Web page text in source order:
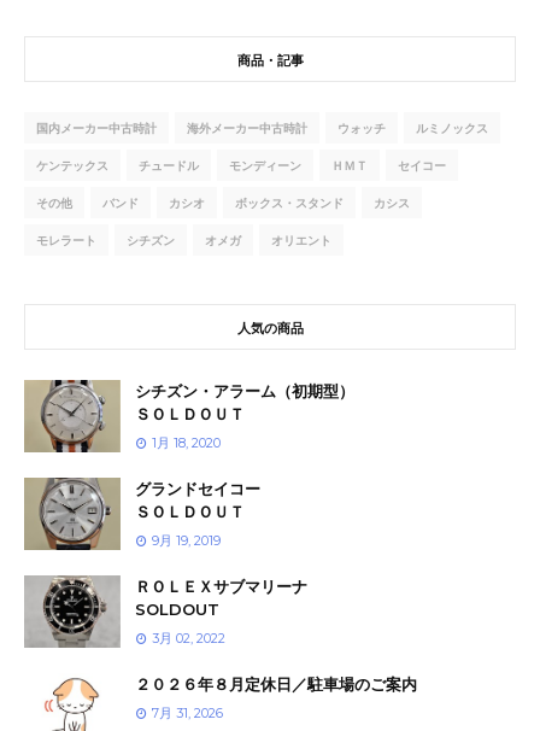
商品・記事
国内メーカー中古時計 海外メーカー中古時計 ウォッチ ルミノックス
ケンテックス チュードル モンディーン ＨＭＴ セイコー
その他 バンド カシオ ボックス・スタンド カシス
モレラート シチズン オメガ オリエント
人気の商品
シチズン・アラーム（初期型）
ＳＯＬＤＯＵＴ
1月 18, 2020
グランドセイコー
ＳＯＬＤＯＵＴ
9月 19, 2019
ＲＯＬＥＸサブマリーナ
SOLDOUT
3月 02, 2022
２０２６年８月定休日／駐車場のご案内
7月 31, 2026